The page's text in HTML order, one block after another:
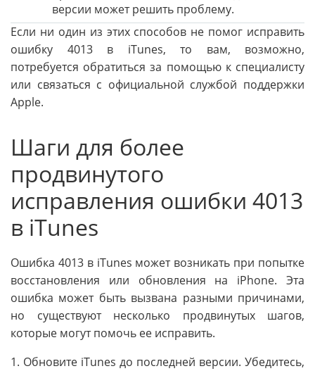
версии может решить проблему.
Если ни один из этих способов не помог исправить
ошибку 4013 в iTunes, то вам, возможно,
потребуется обратиться за помощью к специалисту
или связаться с официальной службой поддержки
Apple.
Шаги для более
продвинутого
исправления ошибки 4013
в iTunes
Ошибка 4013 в iTunes может возникать при попытке
восстановления или обновления на iPhone. Эта
ошибка может быть вызвана разными причинами,
но существуют несколько продвинутых шагов,
которые могут помочь ее исправить.
1. Обновите iTunes до последней версии. Убедитесь,